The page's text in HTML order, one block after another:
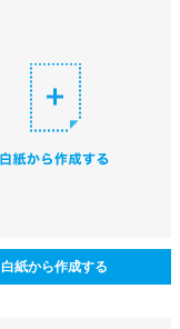
白紙から作成する